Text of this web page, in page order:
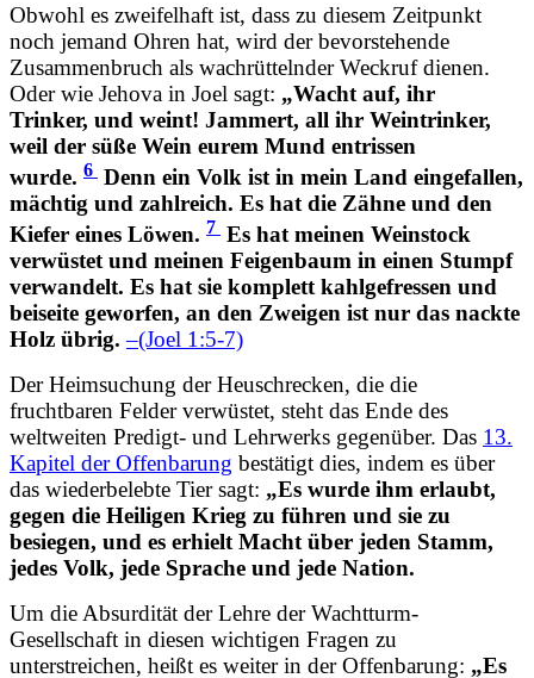
Obwohl es zweifelhaft ist, dass zu diesem Zeitpunkt
noch jemand Ohren hat, wird der bevorstehende
Zusammenbruch als wachrüttelnder Weckruf dienen.
Oder wie Jehova in Joel sagt: „Wacht auf, ihr
Trinker, und weint! Jammert, all ihr Weintrinker,
weil der süße Wein eurem Mund entrissen
wurde. 6 Denn ein Volk ist in mein Land eingefallen,
mächtig und zahlreich. Es hat die Zähne und den
Kiefer eines Löwen. 7 Es hat meinen Weinstock
verwüstet und meinen Feigenbaum in einen Stumpf
verwandelt. Es hat sie komplett kahlgefressen und
beiseite geworfen, an den Zweigen ist nur das nackte
Holz übrig.–(Joel 1:5-7)
Der Heimsuchung der Heuschrecken, die die
fruchtbaren Felder verwüstet, steht das Ende des
weltweiten Predigt- und Lehrwerks gegenüber. Das 13.
Kapitel der Offenbarung bestätigt dies, indem es über
das wiederbelebte Tier sagt: „Es wurde ihm erlaubt,
gegen die Heiligen Krieg zu führen und sie zu
besiegen, und es erhielt Macht über jeden Stamm,
jedes Volk, jede Sprache und jede Nation.
Um die Absurdität der Lehre der Wachtturm-
Gesellschaft in diesen wichtigen Fragen zu
unterstreichen, heißt es weiter in der Offenbarung: „Es